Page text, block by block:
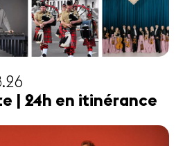
| 24h en itinérance